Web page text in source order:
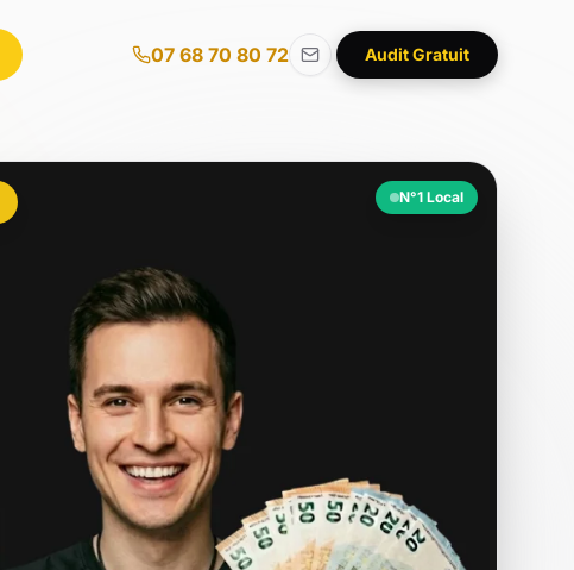
07 68 70 80 72 Audit Gratuit
N°1 Local